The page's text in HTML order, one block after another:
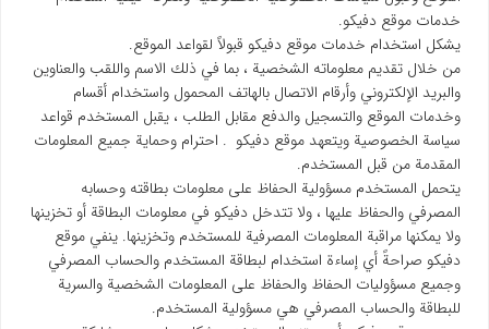
خدمات موقع دفیکو.
يشكل استخدام خدمات موقع دفیکو قبولاً لقواعد الموقع.
من خلال تقديم معلوماته الشخصية ، بما في ذلك الاسم واللقب والعناوين
والبريد الإلكتروني وأرقام الاتصال بالهاتف المحمول واستخدام أقسام
وخدمات الموقع والتسجيل والدفع مقابل الطلب ، يقبل المستخدم قواعد
سياسة الخصوصية ويتعهد موقع دفیکو . احترام وحماية جميع المعلومات
المقدمة من قبل المستخدم.
يتحمل المستخدم مسؤولية الحفاظ على معلومات بطاقته وحسابه
المصرفي والحفاظ عليها ، ولا تتدخل دفیکو في معلومات البطاقة أو تخزينها
ولا يمكنها مراقبة المعلومات المصرفية للمستخدم وتخزينها. ينفي موقع
دفیکو صراحةً أي إساءة استخدام لبطاقة المستخدم والحساب المصرفي
وجميع مسؤوليات الحفاظ والحفاظ على المعلومات الشخصية والسرية
للبطاقة والحساب المصرفي هي مسؤولية المستخدم.